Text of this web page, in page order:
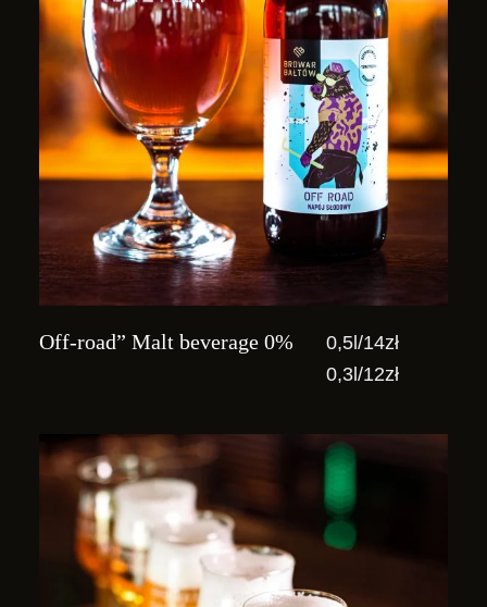
Off-road” Malt beverage 0%
0,5l/14zł
0,3l/12zł